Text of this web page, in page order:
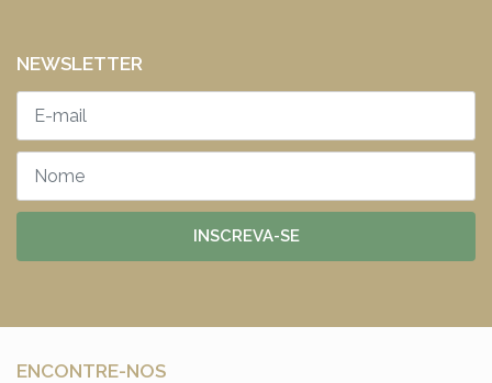
NEWSLETTER
INSCREVA-SE
ENCONTRE-NOS